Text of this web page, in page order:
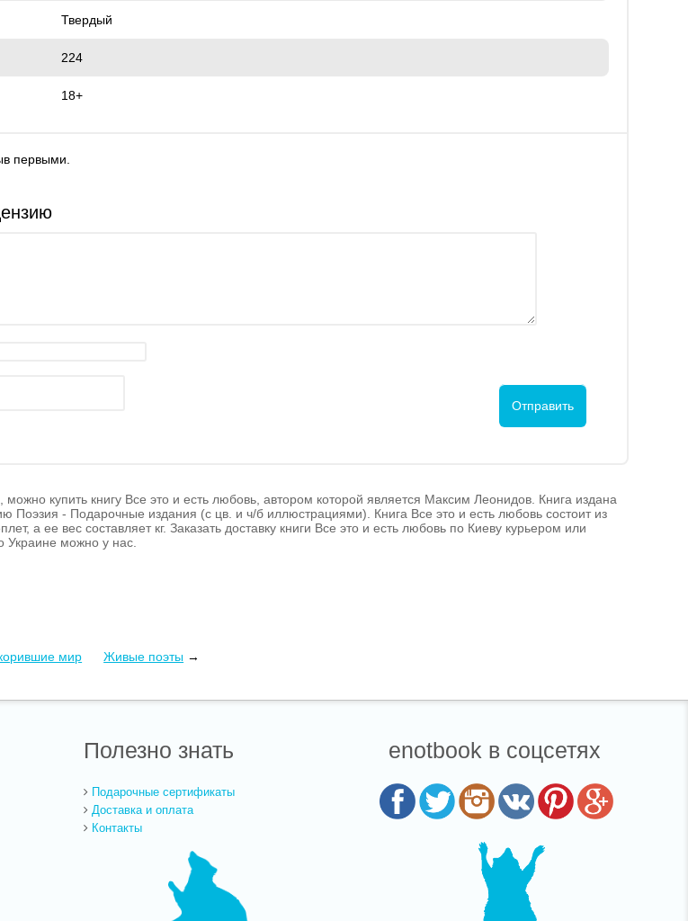
Твердый
224
18+
первыми.
можно купить книгу Все это и есть любовь, автором которой является Максим Леонидов. Книга издана
Поэзия - Подарочные издания (с цв. и ч/б иллюстрациями). Книга Все это и есть любовь состоит из
а ее вес составляет кг. Заказать доставку книги Все это и есть любовь по Киеву курьером или
Украине можно у нас.
мир Живые поэты →
Полезно знать
Подарочные сертификаты
Доставка и оплата
Контакты
enotbook в соцсетях